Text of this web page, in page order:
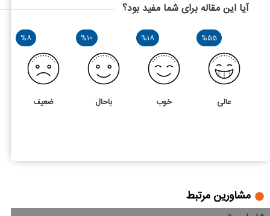
آیا این مقاله برای شما مفید بود؟
%55
عالی
%18
خوب
%10
باحال
%8
ضعیف
مشاورین مرتبط